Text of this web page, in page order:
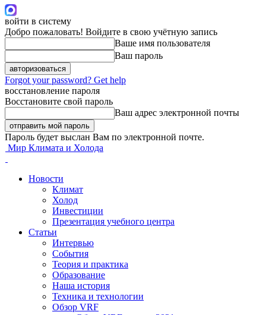
войти в систему
Добро пожаловать! Войдите в свою учётную запись
Ваше имя пользователя
Ваш пароль
Forgot your password? Get help
восстановление пароля
Восстановите свой пароль
Ваш адрес электронной почты
Пароль будет выслан Вам по электронной почте.
Мир Климата и Холода
Новости
Климат
Холод
Инвестиции
Презентация учебного центра
Статьи
Интервью
События
Теория и практика
Образование
Наша история
Техника и технологии
Обзор VRF